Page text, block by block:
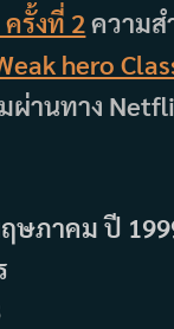
ครั้งที่ 2ความส
hero
ผ่านทาง
ฤษภาคม ปี